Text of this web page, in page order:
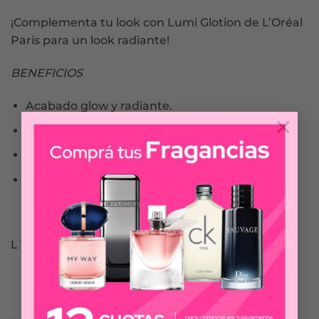
×
¡Complementa tu look con Lumi Glotion de L’Oréal
Paris para un look radiante!
BENEFICIOS
Acabado glow y radiante.
Apto para pieles sensibles.
Testeado dermatológicamente.
L´OREÁL